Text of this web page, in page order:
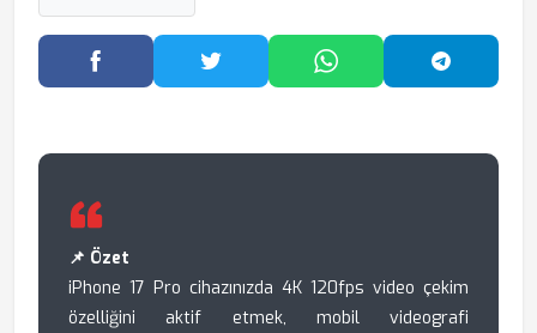
Facebook'ta PaylaşTwitter'da PaylaşWhatsApp'ta Paylaş
📌 Özet
iPhone 17 Pro cihazınızda 4K 120fps video çekim
özelliğini aktif etmek, mobil videografi